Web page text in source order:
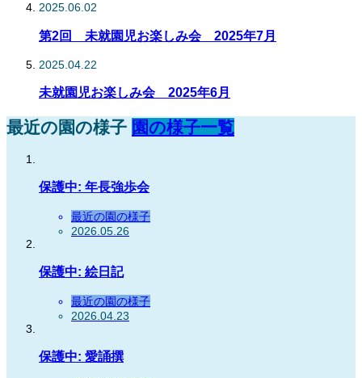
2025.06.02
第2回 未就園児お楽しみ会 2025年7月
2025.04.22
未就園児お楽しみ会 2025年6月
最近の園の様子 園の様子一覧
保護中: 年長強歩会
最近の園の様子
2026.05.26
保護中: 絵日記
最近の園の様子
2026.04.23
保護中: 愛誦撰